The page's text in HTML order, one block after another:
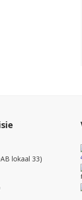
lokaal 33)